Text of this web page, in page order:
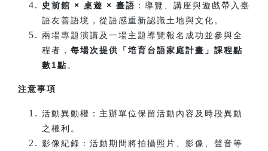
史前館 × 桌遊 × 臺語 ：導覽、講座與遊戲帶入臺
語友善語境，從語感重新認識土地與文化。
兩場專題演講及一場主題導覽報名成功並參與全
程者， 每場次提供「培育台語家庭計畫」課程點
數1點。
注意事項
活動異動權：主辦單位保留活動內容及時段異動
之權利。
影像紀錄：活動期間將拍攝照片、影像、聲音等